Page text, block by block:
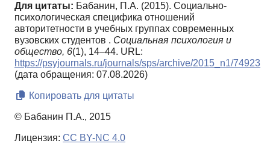
Для цитаты: Бабанин, П.А. (2015). Социально-
психологическая специфика отношений
авторитетности в учебных группах современных
вузовских студентов . Социальная психология и
общество, 6(1), 14–44. URL:
https://psyjournals.ru/journals/sps/archive/2015_n1/74923
(дата обращения: 07.08.2026)
Копировать для цитаты
© Бабанин П.А., 2015
Лицензия: CC BY-NC 4.0